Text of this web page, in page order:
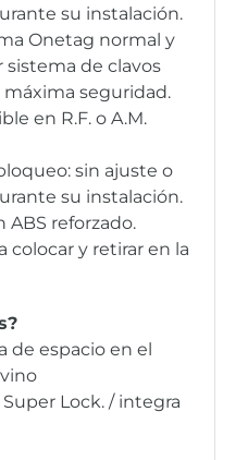
su instalación.
Onetag normal y
sistema de clavos
máxima seguridad.
en R.F. o A.M.
sin ajuste o
su instalación.
reforzado.
colocar y retirar en la
de espacio en el
Lock. / integra